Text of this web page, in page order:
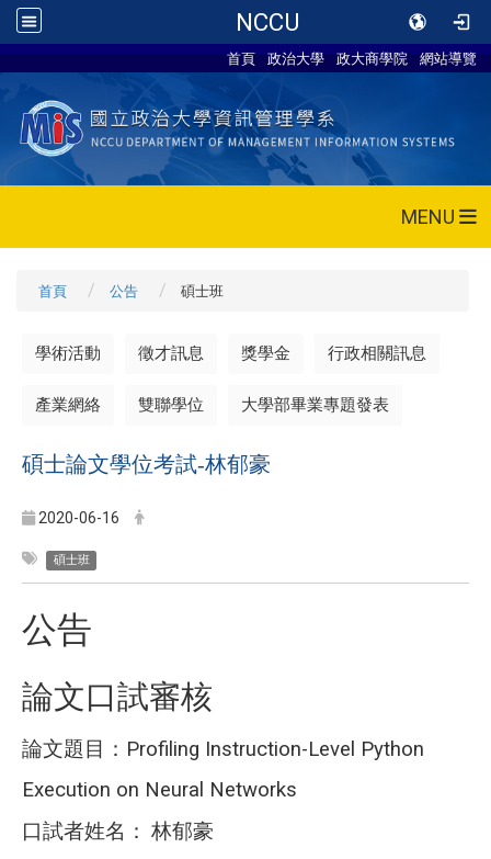
NCCU
首頁 政治大學 政大商學院 網站導覽
MENU
首頁 公告 碩士班
學術活動 徵才訊息 獎學金 行政相關訊息
產業網絡 雙聯學位 大學部畢業專題發表
碩士論文學位考試-林郁豪
2020-06-16
碩士班
公告
論文口試審核
論文題目： Profiling Instruction-Level Python
Execution on Neural Networks
口試者姓名： 林郁豪